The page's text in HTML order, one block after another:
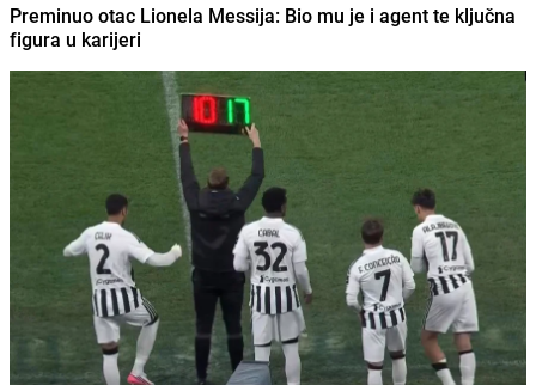
Preminuo otac Lionela Messija: Bio mu je i agent te ključna
figura u karijeri